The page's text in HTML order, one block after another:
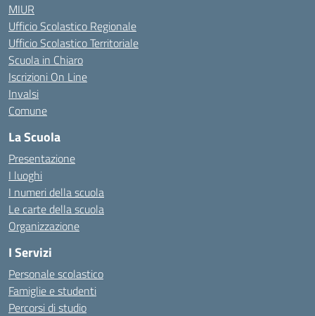
MIUR
Ufficio Scolastico Regionale
Ufficio Scolastico Territoriale
Scuola in Chiaro
Iscrizioni On Line
Invalsi
Comune
La Scuola
Presentazione
I luoghi
I numeri della scuola
Le carte della scuola
Organizzazione
I Servizi
Personale scolastico
Famiglie e studenti
Percorsi di studio